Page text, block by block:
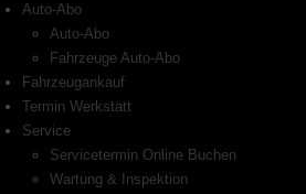
Auto-Abo
Auto-Abo
Fahrzeuge Auto-Abo
Fahrzeugankauf
Termin Werkstatt
Service
Servicetermin Online Buchen
Wartung & Inspektion